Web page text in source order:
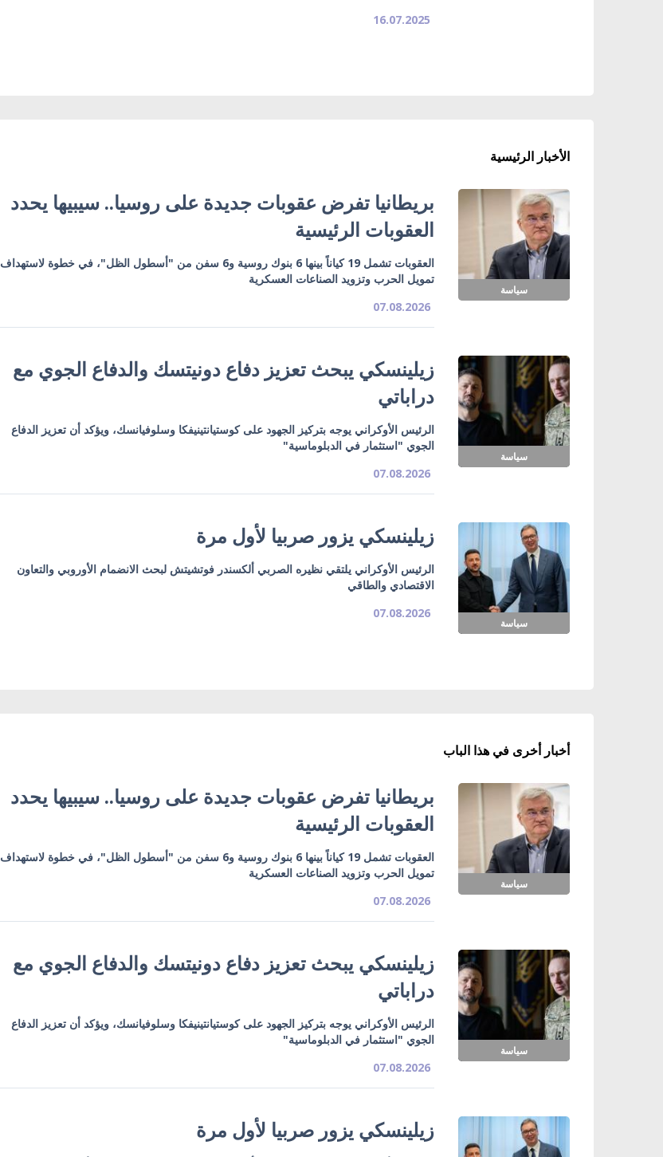
16.07.2025
الأخبار الرئيسية
سياسة
بريطانيا تفرض عقوبات جديدة على روسيا.. سيبيها يحدد
العقوبات الرئيسية
العقوبات تشمل 19 كياناً بينها 6 بنوك روسية و6 سفن من "أسطول الظل"، في خطوة لاستهداف
تمويل الحرب وتزويد الصناعات العسكرية
07.08.2026
سياسة
زيلينسكي يبحث تعزيز دفاع دونيتسك والدفاع الجوي مع
دراباتي
الرئيس الأوكراني يوجه بتركيز الجهود على كوستيانتينيفكا وسلوفيانسك، ويؤكد أن تعزيز الدفاع
الجوي "استثمار في الدبلوماسية"
07.08.2026
سياسة
زيلينسكي يزور صربيا لأول مرة
الرئيس الأوكراني يلتقي نظيره الصربي ألكسندر فوتشيتش لبحث الانضمام الأوروبي والتعاون
الاقتصادي والطاقي
07.08.2026
أخبار أخرى في هذا الباب
سياسة
بريطانيا تفرض عقوبات جديدة على روسيا.. سيبيها يحدد
العقوبات الرئيسية
العقوبات تشمل 19 كياناً بينها 6 بنوك روسية و6 سفن من "أسطول الظل"، في خطوة لاستهداف
تمويل الحرب وتزويد الصناعات العسكرية
07.08.2026
سياسة
زيلينسكي يبحث تعزيز دفاع دونيتسك والدفاع الجوي مع
دراباتي
الرئيس الأوكراني يوجه بتركيز الجهود على كوستيانتينيفكا وسلوفيانسك، ويؤكد أن تعزيز الدفاع
الجوي "استثمار في الدبلوماسية"
07.08.2026
زيلينسكي يزور صربيا لأول مرة